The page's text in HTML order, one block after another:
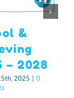
&
– 2028
2025 | 0